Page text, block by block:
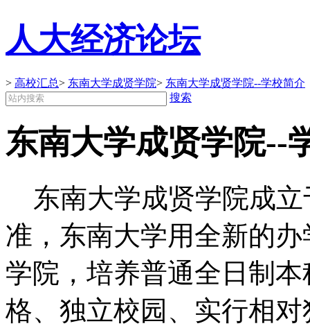
人大经济论坛
> 高校汇总> 东南大学成贤学院> 东南大学成贤学院--学校简介
搜索
东南大学成贤学院--
东南大学成贤学院成立
准，东南大学用全新的
学院，培养普通全日制
格、独立校园、实行相